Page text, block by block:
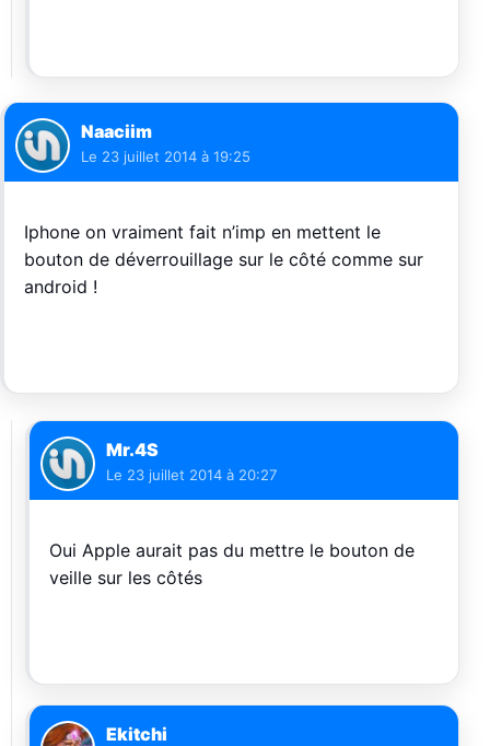
Naaciim
Le 23 juillet 2014 à 19:25
Iphone on vraiment fait n’imp en mettent le
bouton de déverrouillage sur le côté comme sur
android !
Mr.4S
Le 23 juillet 2014 à 20:27
Oui Apple aurait pas du mettre le bouton de
veille sur les côtés
Ekitchi